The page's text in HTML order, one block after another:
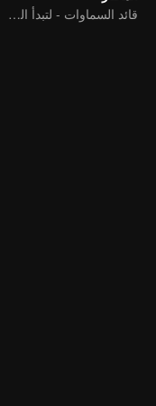
قائد السماوات - لتبدأ المعركة!